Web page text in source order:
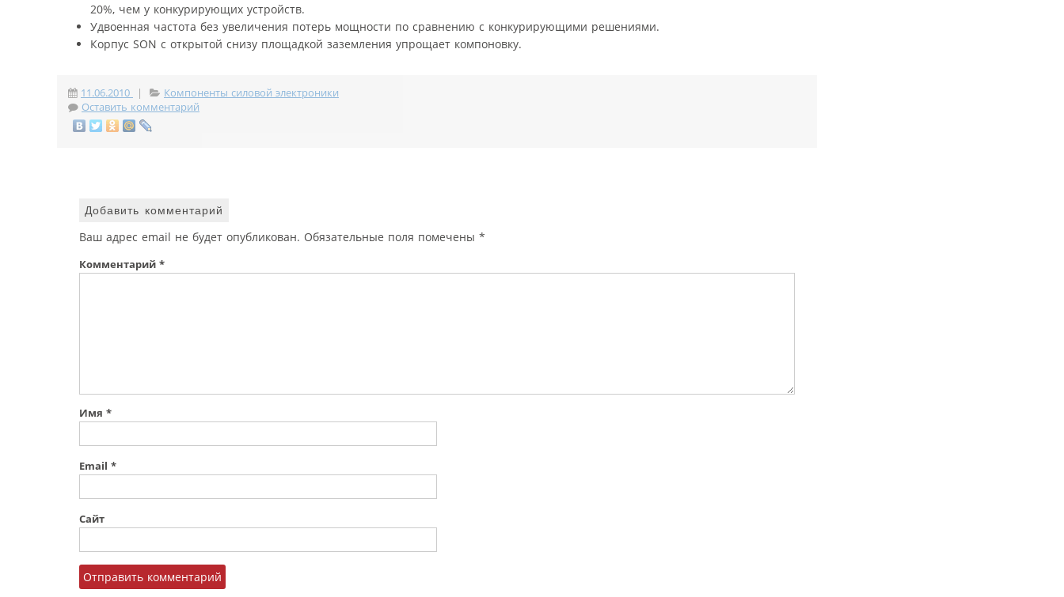
20%, чем у конкурирующих устройств.
Удвоенная частота без увеличения потерь мощности по сравнению с конкурирующими решениями.
Корпус SON с открытой снизу площадкой заземления упрощает компоновку.
11.06.2010 |
Компоненты силовой электроники
Оставить комментарий
Добавить комментарий
Ваш адрес email не будет опубликован. Обязательные поля помечены *
Комментарий *
Имя *
Email *
Сайт